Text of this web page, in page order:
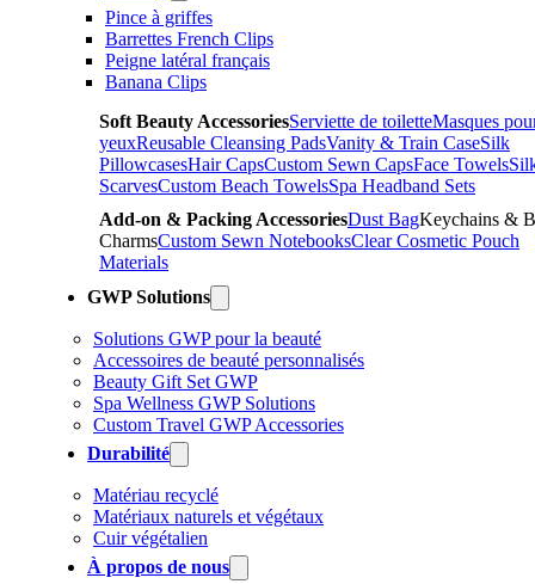
Pince à griffes
Barrettes French Clips
Peigne latéral français
Banana Clips
Soft Beauty AccessoriesServiette de toiletteMasques
yeuxReusable Cleansing PadsVanity & Train CaseSilk
PillowcasesHair CapsCustom Sewn CapsFace Towels
ScarvesCustom Beach TowelsSpa Headband Sets
Add-on & Packing AccessoriesDust BagKeychains &
CharmsCustom Sewn NotebooksClear Cosmetic Pouch
Materials
GWP Solutions
Solutions GWP pour la beauté
Accessoires de beauté personnalisés
Beauty Gift Set GWP
Spa Wellness GWP Solutions
Custom Travel GWP Accessories
Durabilité
Matériau recyclé
Matériaux naturels et végétaux
Cuir végétalien
À propos de nous